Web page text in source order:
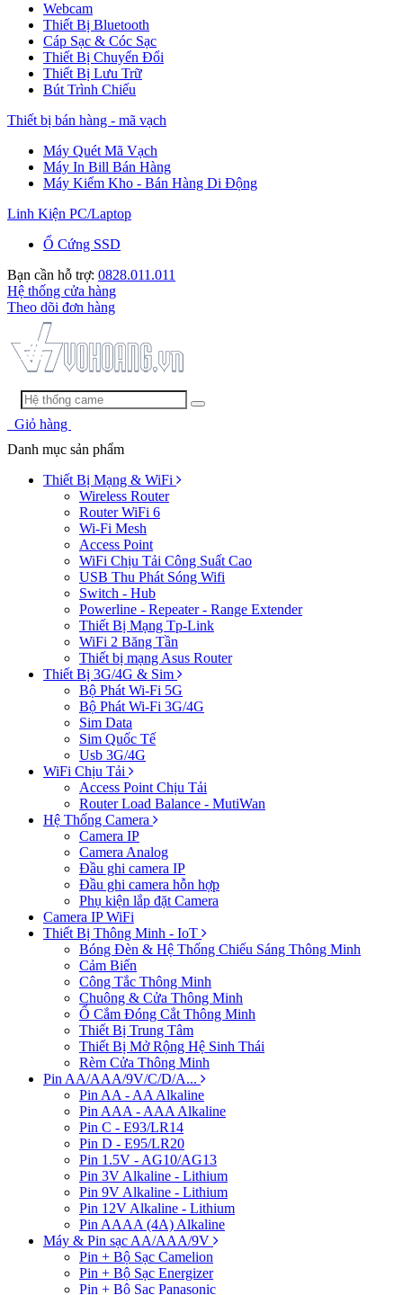
Webcam
Thiết Bị Bluetooth
Cáp Sạc & Cóc Sạc
Thiết Bị Chuyển Đổi
Thiết Bị Lưu Trữ
Bút Trình Chiếu
Thiết bị bán hàng - mã vạch
Máy Quét Mã Vạch
Máy In Bill Bán Hàng
Máy Kiểm Kho - Bán Hàng Di Động
Linh Kiện PC/Laptop
Ổ Cứng SSD
Bạn cần hỗ trợ: 0828.011.011
Hệ thống cửa hàng
Theo dõi đơn hàng
Giỏ hàng
Danh mục sản phẩm
Thiết Bị Mạng & WiFi
Wireless Router
Router WiFi 6
Wi-Fi Mesh
Access Point
WiFi Chịu Tải Công Suất Cao
USB Thu Phát Sóng Wifi
Switch - Hub
Powerline - Repeater - Range Extender
Thiết Bị Mạng Tp-Link
WiFi 2 Băng Tần
Thiết bị mạng Asus Router
Thiết Bị 3G/4G & Sim
Bộ Phát Wi-Fi 5G
Bộ Phát Wi-Fi 3G/4G
Sim Data
Sim Quốc Tế
Usb 3G/4G
WiFi Chịu Tải
Access Point Chịu Tải
Router Load Balance - MutiWan
Hệ Thống Camera
Camera IP
Camera Analog
Đầu ghi camera IP
Đầu ghi camera hỗn hợp
Phụ kiện lắp đặt Camera
Camera IP WiFi
Thiết Bị Thông Minh - IoT
Bóng Đèn & Hệ Thống Chiếu Sáng Thông Minh
Cảm Biến
Công Tắc Thông Minh
Chuông & Cửa Thông Minh
Ổ Cắm Đóng Cắt Thông Minh
Thiết Bị Trung Tâm
Thiết Bị Mở Rộng Hệ Sinh Thái
Rèm Cửa Thông Minh
Pin AA/AAA/9V/C/D/A...
Pin AA - AA Alkaline
Pin AAA - AAA Alkaline
Pin C - E93/LR14
Pin D - E95/LR20
Pin 1.5V - AG10/AG13
Pin 3V Alkaline - Lithium
Pin 9V Alkaline - Lithium
Pin 12V Alkaline - Lithium
Pin AAAA (4A) Alkaline
Máy & Pin sạc AA/AAA/9V
Pin + Bộ Sạc Camelion
Pin + Bộ Sạc Energizer
Pin + Bộ Sạc Panasonic